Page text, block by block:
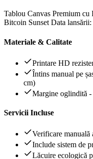
Tablou Canvas Premium
Bitcoin Sunset Data
Materiale & Calitate
Printare HD
Întins manual pe
cm)
Margine oglindită -
Servicii Incluse
Verificare manuală
Include sistem de
Lăcuire ecologică